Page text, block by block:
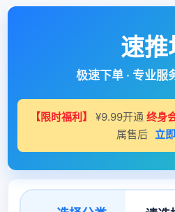
速推
极速下单 · 专业服
【限时福利】 ¥9.99开通 终身
属售后 立